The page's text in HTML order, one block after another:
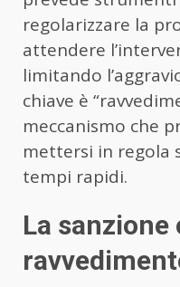
regolarizzare la
attendere
limitando
chiave è
meccanismo che
mettersi in regola
tempi rapidi.
La